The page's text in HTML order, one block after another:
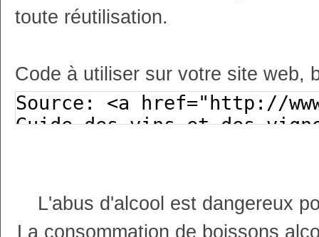
toute réutilisation.
Code à utiliser sur votre site web,
L'abus d'alcool est dangereux
La consommation de boissons